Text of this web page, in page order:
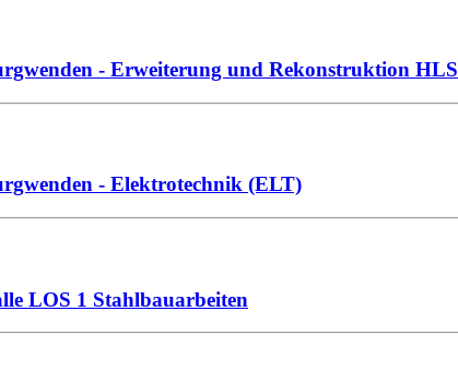
- Erweiterung und Rekonstruktion HLS
- Elektrotechnik (ELT)
LOS 1 Stahlbauarbeiten